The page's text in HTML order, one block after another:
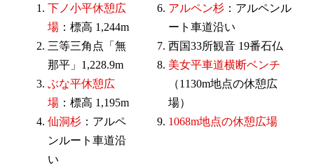
下ノ小平休憩広
場 ：標高 1,244m
三等三角点「無
那平」1,228.9m
ぶな平休憩広
場 ：標高 1,195m
仙洞杉 ：アルペ
ンルート車道沿
い
アルペン杉 ：アルペンル
ート車道沿い
西国33所観音 19番石仏
美女平車道横断ベンチ
（1130m地点の休憩広
場）
1068m地点の休憩広場